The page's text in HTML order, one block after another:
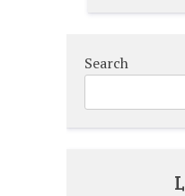
Search